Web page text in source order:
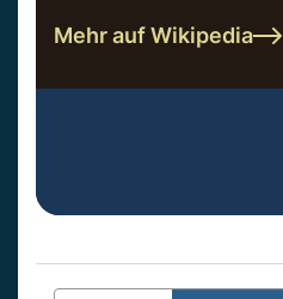
Mehr auf Wikipedia